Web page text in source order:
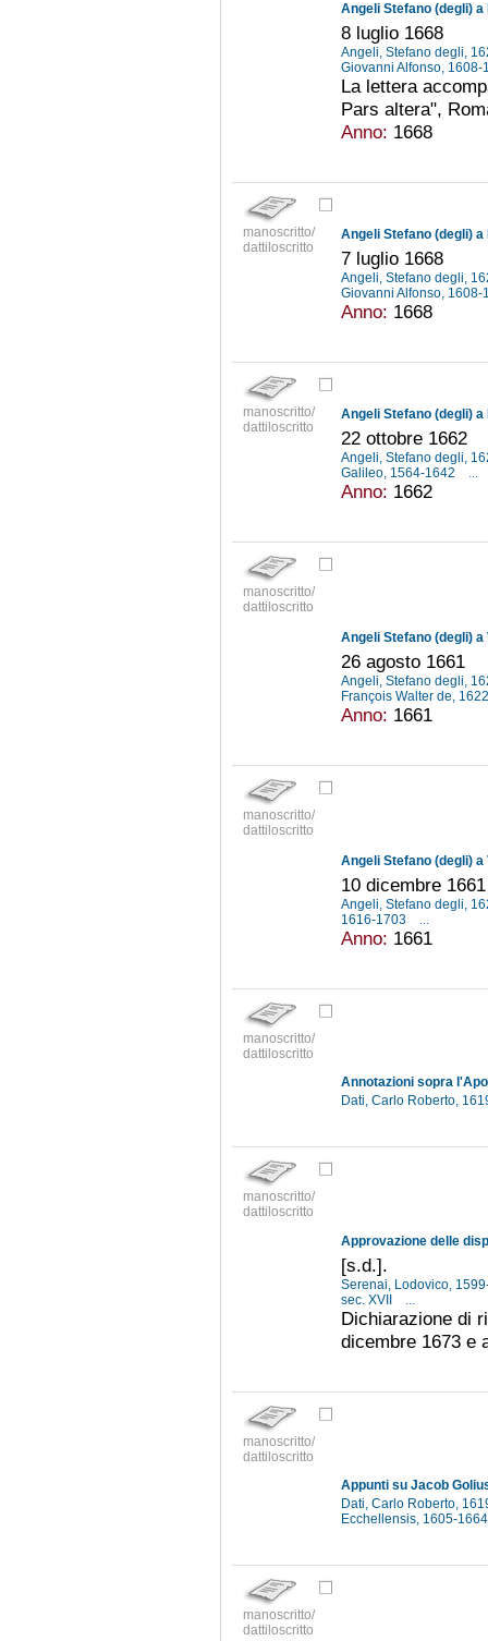
Angeli Stefano (degli)
8 luglio 1668
Angeli, Stefano degli,
Giovanni Alfonso,
La lettera
Pars altera",
Anno: 1668
manoscritto/
dattiloscritto
Angeli Stefano (degli)
7 luglio 1668
Angeli, Stefano degli,
Giovanni Alfonso,
Anno: 1668
manoscritto/
dattiloscritto
Angeli Stefano (degli)
22 ottobre 1662
Angeli, Stefano degli,
Galileo, 1564-1642
...
Anno: 1662
manoscritto/
dattiloscritto
Angeli Stefano (degli)
26 agosto 1661
Angeli, Stefano degli,
François Walter de,
Anno: 1661
manoscritto/
dattiloscritto
Angeli Stefano (degli)
10 dicembre 1661
Angeli, Stefano degli,
1616-1703
...
Anno: 1661
manoscritto/
dattiloscritto
Dati, Carlo Roberto,
manoscritto/
dattiloscritto
[s.d.].
Serenai, Lodovico,
sec. XVII
...
Dichiarazione di
dicembre 1673 e
manoscritto/
dattiloscritto
Appunti su Jacob
Dati, Carlo Roberto,
Ecchellensis, 1605-
manoscritto/
dattiloscritto